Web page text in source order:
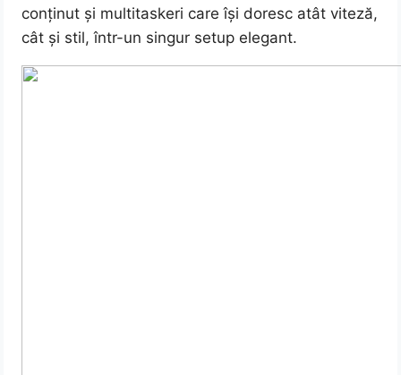
conținut și multitaskeri care își doresc atât viteză,
cât și stil, într-un singur setup elegant.